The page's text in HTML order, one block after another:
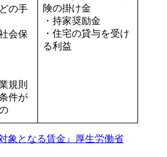
の手
会保
規則
件が
険の掛け金
・持家奨励金
・住宅の貸与を受け
る利益
象となる賃金』厚生労働省